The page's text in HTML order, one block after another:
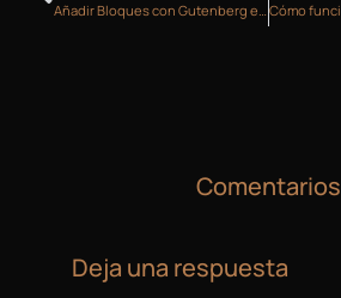
Añadir Bloques con Gutenberg el nuevo editor de WordPress
Comentarios
Deja una respuesta